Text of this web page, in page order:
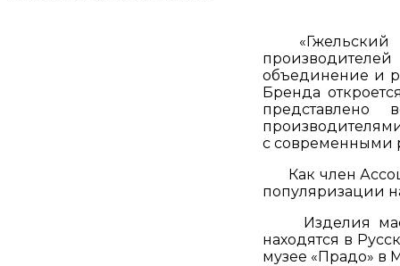
«Гжельский
объединение и
Бренда
с современными
Как член
популяризации
Изделия
находятся в
музее «Прадо» в